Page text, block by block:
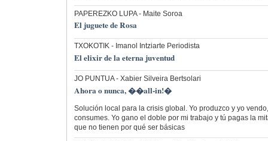
PAPEREZKO LUPA- Maite Soroa
El juguete de Rosa
TXOKOTIK- Imanol Intziarte Periodista
El elixir de la eterna juventud
JO PUNTUA- Xabier Silveira Bertsolari
Ahora o nunca, ��all-in!�
Solución local para la crisis global. Yo produzco y yo
consumes. Yo gano el doble por mi trabajo y tú pagas la
que no tienen por qué ser básicas